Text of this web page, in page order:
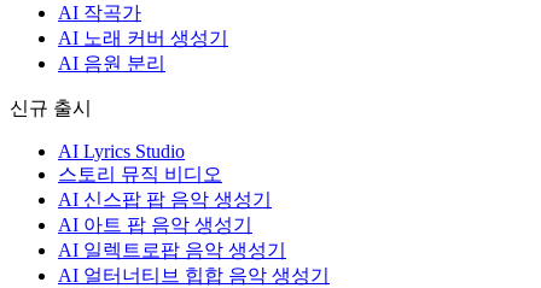
AI 작곡가
AI 노래 커버 생성기
AI 음원 분리
신규 출시
AI Lyrics Studio
스토리 뮤직 비디오
AI 신스팝 팝 음악 생성기
AI 아트 팝 음악 생성기
AI 일렉트로팝 음악 생성기
AI 얼터너티브 힙합 음악 생성기